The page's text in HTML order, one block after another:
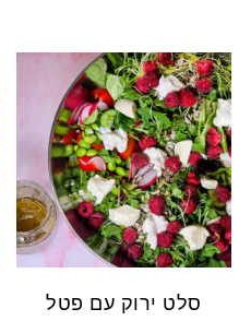
סלט ירוק עם פטל